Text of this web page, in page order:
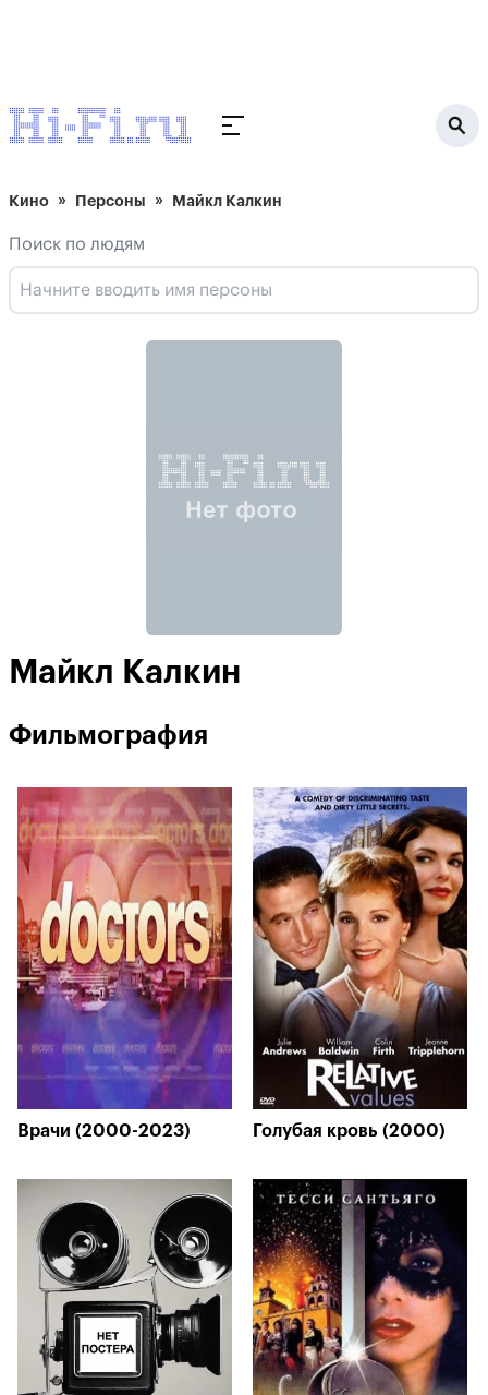
Кино Персоны Майкл Калкин
Поиск по людям
Майкл Калкин
Фильмография
Врачи (2000-2023) Голубая кровь (2000)